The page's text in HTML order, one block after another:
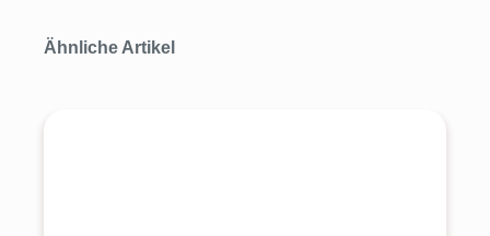
Produktgalerie überspringen
Ähnliche Artikel